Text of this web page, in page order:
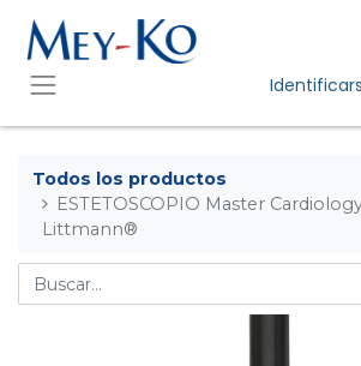
Todos los productos
ESTETOSCOPIO Master
Littmann®